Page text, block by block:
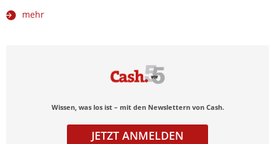
mehr
Wissen, was los ist – mit den Newslettern von Cash.
JETZT ANMELDEN